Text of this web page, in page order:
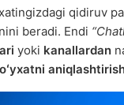
qidiruv
beradi. Endi
yoki kanallardan